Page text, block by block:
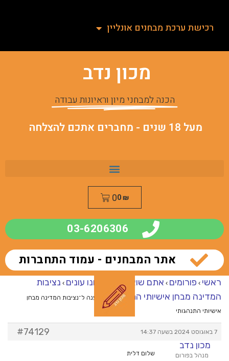
רכישת ערכת מבחנים אונליין
מכון נדב
הכנה למבחני מיון וראיונות עבודה
מעל 18 שנים - מחברים אתכם להצלחה
0₪
0
03-6206306
אתר המבחנים - עמוד התחברות
ראשי › פורומים › אתם שואלים – אנחנו עונים › נציבות
המדינה מבחן אישיותי התנהגותי
מענה ל־נציבות המדינה מבחן
אישיותי התנהגותי
7 באוגוסט 2024 בשעה 14:37
#74129
מכון נדב
מנהל בפורום שלום דלית